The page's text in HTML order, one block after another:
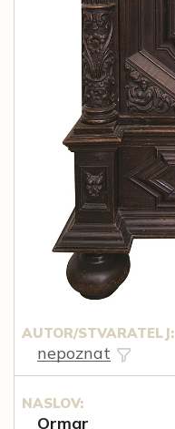
AUTOR/STVARATELJ:
nepoznat
NASLOV:
Ormar